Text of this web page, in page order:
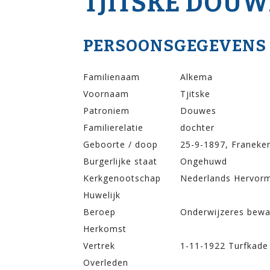
PERSOONSGEGEVENS
Familienaam
Alkema
Voornaam
Tjitske
Patroniem
Douwes
Familierelatie
dochter
Geboorte / doop
25-9-1897, Franeker
Burgerlijke staat
Ongehuwd
Kerkgenootschap
Nederlands
Huwelijk
Beroep
Onderwijzeres
Herkomst
Vertrek
1-11-1922 Turfkade
Overleden